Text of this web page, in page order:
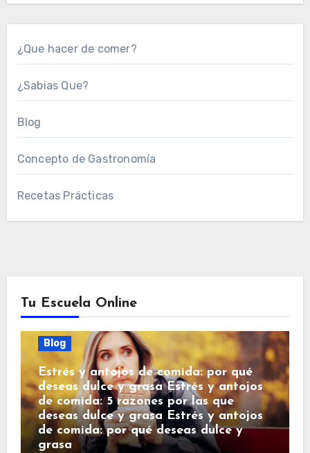
¿Que hacer de comer?
¿Sabias Que?
Blog
Concepto de Gastronomía
Recetas Prácticas
Tu Escuela Online
Blog
Estrés y antojos de comida: por qué
deseas dulce y grasa Estrés y antojos
de comida: 5 razones por las que
deseas dulce y grasa Estrés y antojos
de comida: por qué deseas dulce y
grasa